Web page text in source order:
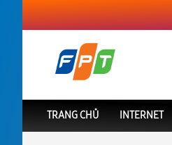
TRANG CHỦ INTERNET